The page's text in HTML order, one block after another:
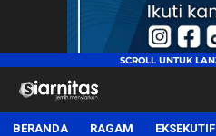
siarnitas
Jernih Menyiarkan
BERANDA RAGAM EKSEKUTIF